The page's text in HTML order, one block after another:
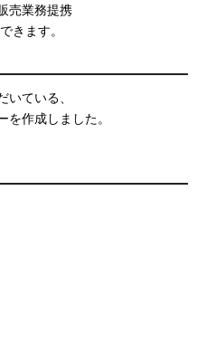
売業務提携
きます。
いている、
作成しました。